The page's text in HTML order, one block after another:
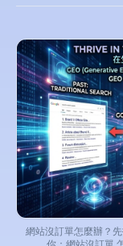
網站沒訂單怎麼辦？